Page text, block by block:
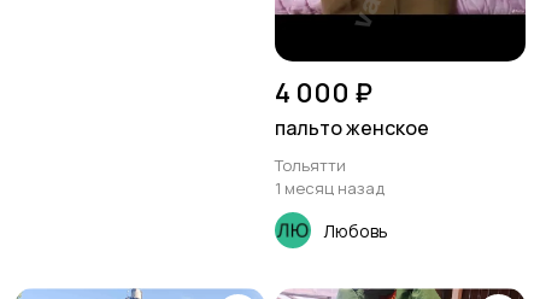
4 000 ₽
пальто женское
Тольятти
1 месяц назад
Любовь